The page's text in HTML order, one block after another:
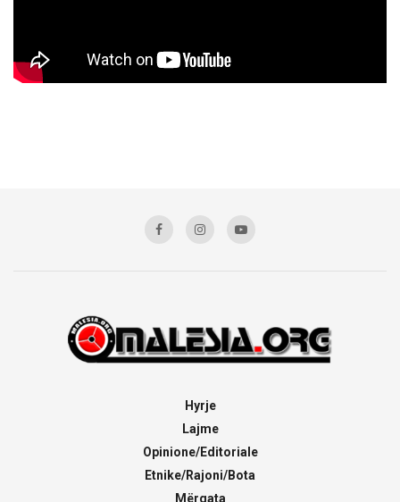
Hyrje
Lajme
Opinione/Editoriale
Etnike/Rajoni/Bota
Mërgata